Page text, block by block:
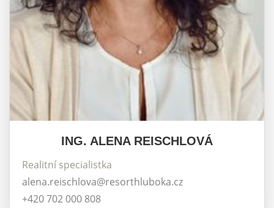
ING. ALENA REISCHLOVÁ
Realitní specialistka
alena.reischlova@resorthluboka.cz
+420 702 000 808